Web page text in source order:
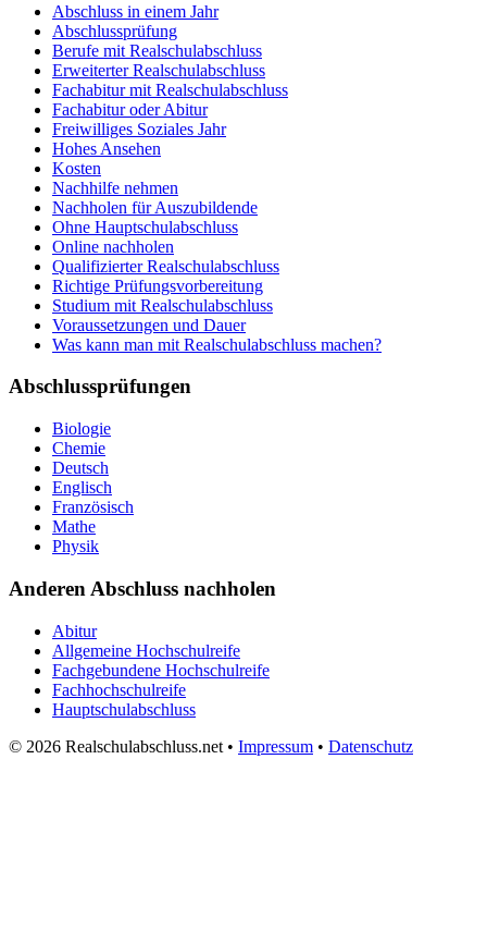
Abschluss in einem Jahr
Abschlussprüfung
Berufe mit Realschulabschluss
Erweiterter Realschulabschluss
Fachabitur mit Realschulabschluss
Fachabitur oder Abitur
Freiwilliges Soziales Jahr
Hohes Ansehen
Kosten
Nachhilfe nehmen
Nachholen für Auszubildende
Ohne Hauptschulabschluss
Online nachholen
Qualifizierter Realschulabschluss
Richtige Prüfungsvorbereitung
Studium mit Realschulabschluss
Voraussetzungen und Dauer
Was kann man mit Realschulabschluss machen?
Abschlussprüfungen
Biologie
Chemie
Deutsch
Englisch
Französisch
Mathe
Physik
Anderen Abschluss nachholen
Abitur
Allgemeine Hochschulreife
Fachgebundene Hochschulreife
Fachhochschulreife
Hauptschulabschluss
© 2026 Realschulabschluss.net • Impressum • Datenschutz